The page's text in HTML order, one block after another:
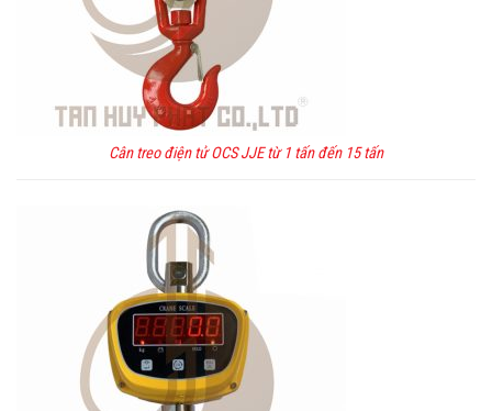
Cân treo điện tử OCS JJE từ 1 tấn đến 15 tấn